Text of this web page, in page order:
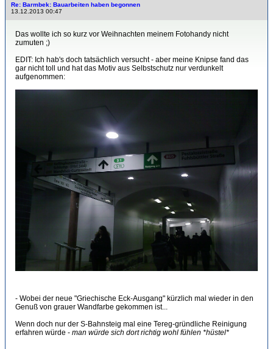
Re: Barmbek: Bauarbeiten haben begonnen
13.12.2013 00:47
Das wollte ich so kurz vor Weihnachten meinem Fotohandy nicht
zumuten ;)
EDIT: Ich hab's doch tatsächlich versucht - aber meine Knipse fand das
gar nicht toll und hat das Motiv aus Selbstschutz nur verdunkelt
aufgenommen:
- Wobei der neue "Griechische Eck-Ausgang" kürzlich mal wieder in den
Genuß von grauer Wandfarbe gekommen ist...
Wenn doch nur der S-Bahnsteig mal eine Tereg-gründliche Reinigung
erfahren würde - man würde sich dort richtig wohl fühlen *hüstel*